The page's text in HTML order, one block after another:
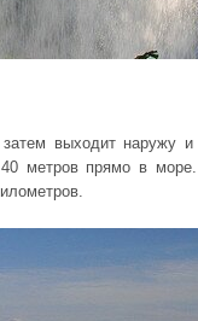
выходит наружу и
40 метров прямо в